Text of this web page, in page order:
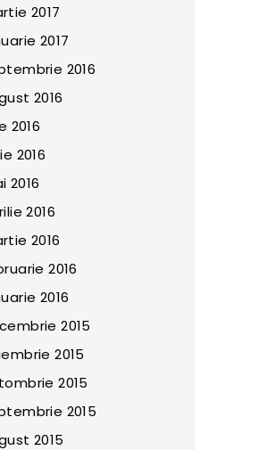
2017
2017
2016
2016
2016
2016
2016
2016
2016
2016
2016
2015
2015
2015
2015
2015